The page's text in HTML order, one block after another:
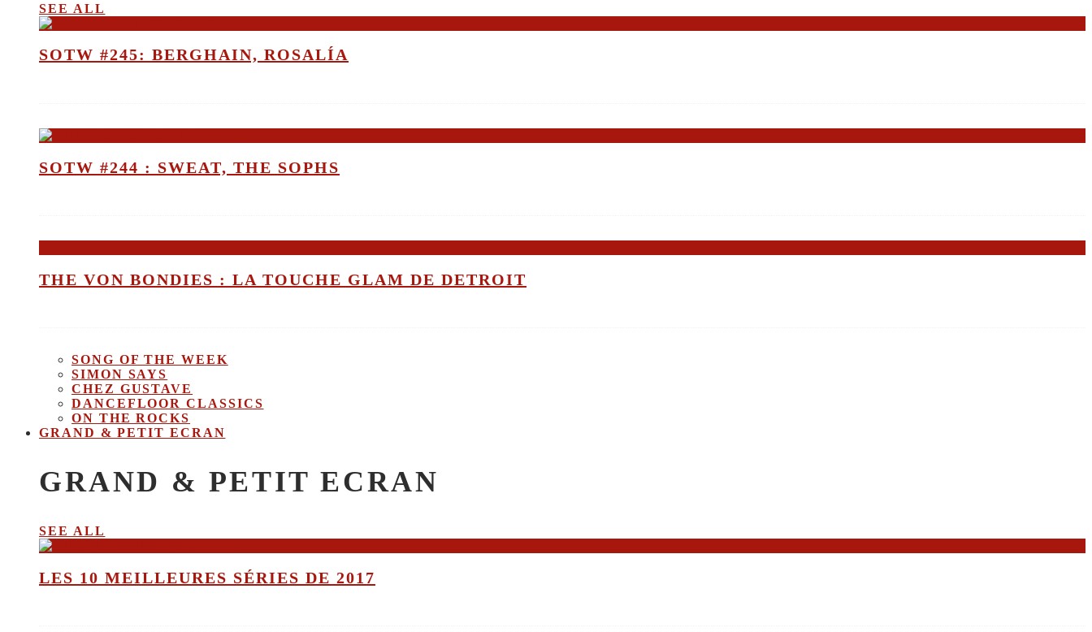
SEE ALL
SOTW #245: BERGHAIN, ROSALÍA
SOTW #244 : SWEAT, THE SOPHS
THE VON BONDIES : LA TOUCHE GLAM DE DETROIT
SONG OF THE WEEK
SIMON SAYS
CHEZ GUSTAVE
DANCEFLOOR CLASSICS
ON THE ROCKS
GRAND & PETIT ECRAN
GRAND & PETIT ECRAN
SEE ALL
LES 10 MEILLEURES SÉRIES DE 2017